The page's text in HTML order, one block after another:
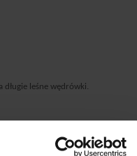
leśne wędrówki.
odparzeń ani wycierania sierści.
jednocześnie nie uciskając.